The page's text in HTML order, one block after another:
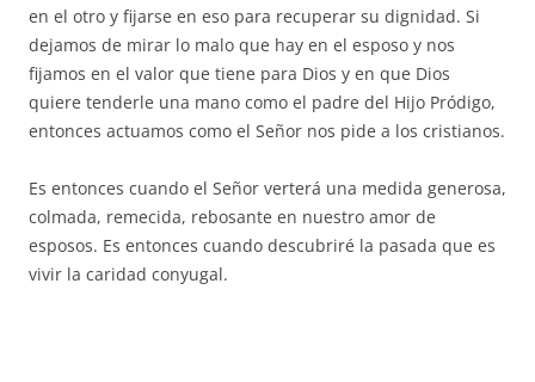
en el otro y fijarse en eso para recuperar su dignidad. Si
dejamos de mirar lo malo que hay en el esposo y nos
fijamos en el valor que tiene para Dios y en que Dios
quiere tenderle una mano como el padre del Hijo Pródigo,
entonces actuamos como el Señor nos pide a los cristianos.
Es entonces cuando el Señor verterá una medida generosa,
colmada, remecida, rebosante en nuestro amor de
esposos. Es entonces cuando descubriré la pasada que es
vivir la caridad conyugal.